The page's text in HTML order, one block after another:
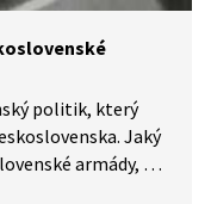
politik, který
Jaký
armády, ale